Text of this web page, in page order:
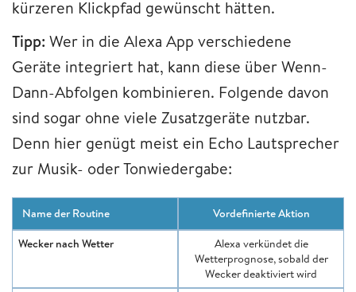
kürzeren Klickpfad gewünscht hätten.
Tipp: Wer in die Alexa App verschiedene
Geräte integriert hat, kann diese über Wenn-
Dann-Abfolgen kombinieren. Folgende davon
sind sogar ohne viele Zusatzgeräte nutzbar.
Denn hier genügt meist ein Echo Lautsprecher
zur Musik- oder Tonwiedergabe:
Name der Routine
Vordefinierte Aktion
Wecker nach Wetter
Alexa verkündet die
Wetterprognose, sobald der
Wecker deaktiviert wird